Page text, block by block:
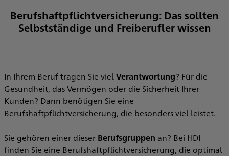
Berufshaftpflichtversicherung: Das sollten
Selbstständige und Freiberufler wissen
In Ihrem Beruf tragen Sie viel Verantwortung? Für die
Gesundheit, das Vermögen oder die Sicherheit Ihrer
Kunden? Dann benötigen Sie eine
Berufshaftpflichtversicherung, die besonders viel leistet.
Sie gehören einer dieser Berufsgruppen an? Bei HDI
finden Sie eine Berufshaftpflichtversicherung, die optimal